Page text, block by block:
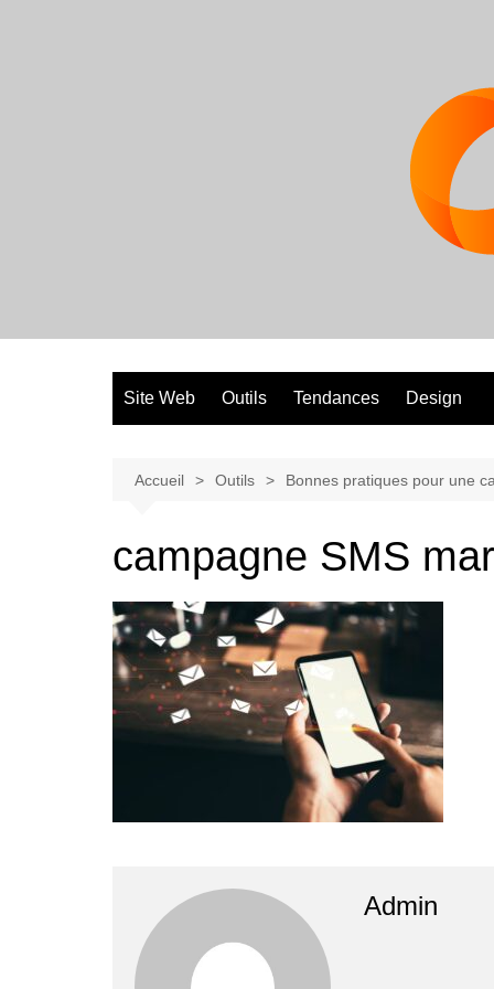
Site Web Outils Tendances Design
Accueil Outils Bonnes pratiques pour une
campagne SMS
Admin